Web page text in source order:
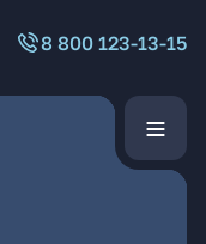
8 800 123-13-15